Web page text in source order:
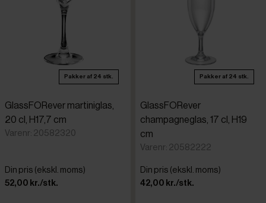
Pakker af 24 stk.
GlassFORever martiniglas,
20 cl, H17,7 cm
Varenr: 20582320
Din pris (ekskl. moms)
52,00 kr./stk.
Pakker af 24 stk.
GlassFORever
champagneglas, 17 cl, H19
cm
Varenr: 20582222
Din pris (ekskl. moms)
42,00 kr./stk.